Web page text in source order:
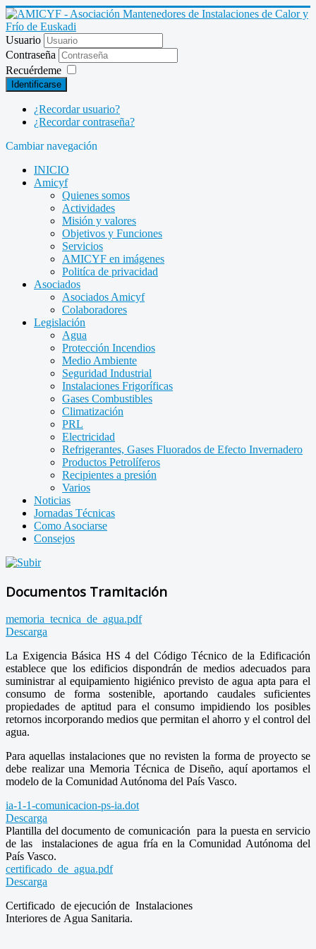
Usuario
Contraseña
Recuérdeme
Identificarse
¿Recordar usuario?
¿Recordar contraseña?
Cambiar navegación
INICIO
Amicyf
Quienes somos
Actividades
Misión y valores
Objetivos y Funciones
Servicios
AMICYF en imágenes
Politíca de privacidad
Asociados
Asociados Amicyf
Colaboradores
Legislación
Agua
Protección Incendios
Medio Ambiente
Seguridad Industrial
Instalaciones Frigoríficas
Gases Combustibles
Climatización
PRL
Electricidad
Refrigerantes, Gases Fluorados de Efecto Invernadero
Productos Petrolíferos
Recipientes a presión
Varios
Noticias
Jornadas Técnicas
Como Asociarse
Consejos
Documentos Tramitación
memoria_tecnica_de_agua.pdf
Descarga
La Exigencia Básica HS 4 del Código Técnico de la Edificación
establece que los edificios dispondrán de medios adecuados para
suministrar al equipamiento higiénico previsto de agua apta para el
consumo de forma sostenible, aportando caudales suficientes
propiedades de aptitud para el consumo impidiendo los posibles
retornos incorporando medios que permitan el ahorro y el control del
agua.
Para aquellas instalaciones que no revisten la forma de proyecto se
debe realizar una Memoria Técnica de Diseño, aquí aportamos el
modelo de la Comunidad Autónoma del País Vasco.
ia-1-1-comunicacion-ps-ia.dot
Descarga
Plantilla del documento de comunicación para la puesta en servicio
de las instalaciones de agua fría en la Comunidad Autónoma del
País Vasco.
certificado_de_agua.pdf
Descarga
Certificado de ejecución de Instalaciones
Interiores de Agua Sanitaria.